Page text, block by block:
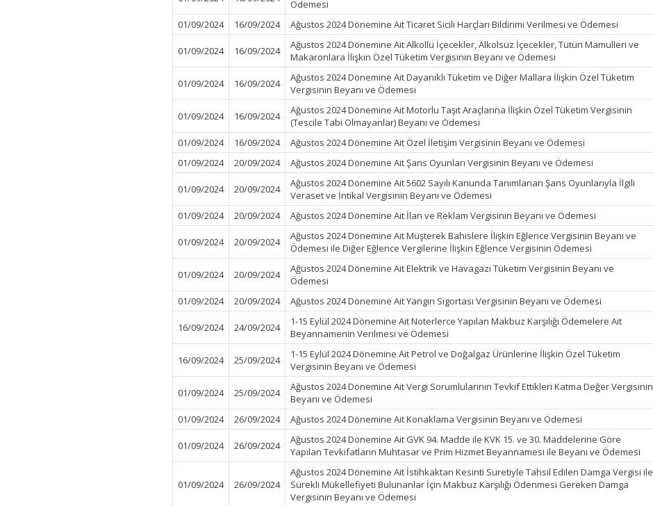
Ödemesi
01/09/2024
16/09/2024 Ağustos 2024 Dönemine Ait Ticaret Sicili Harçları Bildirimi Verilmesi ve Ödemesi
01/09/2024 16/09/2024
Ağustos 2024 Dönemine Ait Alkollü İçecekler, Alkolsüz İçecekler, Tütün Mamulleri ve
Makaronlara İlişkin Özel Tüketim Vergisinin Beyanı ve Ödemesi
01/09/2024 16/09/2024
Ağustos 2024 Dönemine Ait Dayanıklı Tüketim ve Diğer Mallara İlişkin Özel Tüketim
Vergisinin Beyanı ve Ödemesi
01/09/2024 16/09/2024
Ağustos 2024 Dönemine Ait Motorlu Taşıt Araçlarına İlişkin Özel Tüketim Vergisinin
(Tescile Tabi Olmayanlar) Beyanı ve Ödemesi
01/09/2024
16/09/2024
Ağustos 2024 Dönemine Ait Özel İletişim Vergisinin Beyanı ve Ödemesi
01/09/2024
20/09/2024 Ağustos 2024 Dönemine Ait Şans Oyunları Vergisinin Beyanı ve Ödemesi
01/09/2024 20/09/2024
Ağustos 2024 Dönemine Ait 5602 Sayılı Kanunda Tanımlanan Şans Oyunlarıyla İlgili
Veraset ve İntikal Vergisinin Beyanı ve Ödemesi
01/09/2024
20/09/2024 Ağustos 2024 Dönemine Ait İlan ve Reklam Vergisinin Beyanı ve Ödemesi
01/09/2024 20/09/2024
Ağustos 2024 Dönemine Ait Müşterek Bahislere İlişkin Eğlence Vergisinin Beyanı ve
Ödemesi ile Diğer Eğlence Vergilerine İlişkin Eğlence Vergisinin Ödemesi
01/09/2024 20/09/2024
Ağustos 2024 Dönemine Ait Elektrik ve Havagazı Tüketim Vergisinin Beyanı ve
Ödemesi
01/09/2024
20/09/2024 Ağustos 2024 Dönemine Ait Yangın Sigortası Vergisinin Beyanı ve Ödemesi
16/09/2024 24/09/2024
1-15 Eylül 2024 Dönemine Ait Noterlerce Yapılan Makbuz Karşılığı Ödemelere Ait
Beyannamenin Verilmesi ve Ödemesi
16/09/2024 25/09/2024
1-15 Eylül 2024 Dönemine Ait Petrol ve Doğalgaz Ürünlerine İlişkin Özel Tüketim
Vergisinin Beyanı ve Ödemesi
01/09/2024 25/09/2024
Ağustos 2024 Dönemine Ait Vergi Sorumlularının Tevkif Ettikleri Katma Değer Vergisinin
Beyanı ve Ödemesi
01/09/2024
26/09/2024 Ağustos 2024 Dönemine Ait Konaklama Vergisinin Beyanı ve Ödemesi
01/09/2024 26/09/2024
Ağustos 2024 Dönemine Ait GVK 94. Madde ile KVK 15. ve 30. Maddelerine Göre
Yapılan Tevkifatların Muhtasar ve Prim Hizmet Beyannamesi ile Beyanı ve Ödemesi
01/09/2024 26/09/2024
Ağustos 2024 Dönemine Ait İstihkaktan Kesinti Suretiyle Tahsil Edilen Damga Vergisi ile
Sürekli Mükellefiyeti Bulunanlar İçin Makbuz Karşılığı Ödenmesi Gereken Damga
Vergisinin Beyanı ve Ödemesi